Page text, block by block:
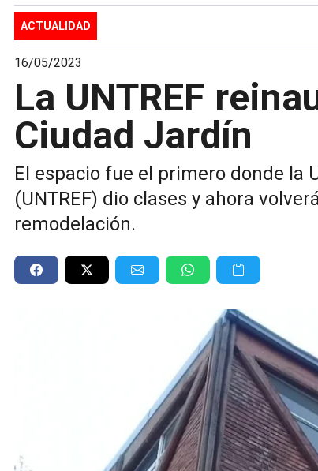
ACTUALIDAD
16/05/2023
La UNTREF
Ciudad Jardín
El espacio fue el primero donde la
(UNTREF) dio clases y ahora
remodelación.